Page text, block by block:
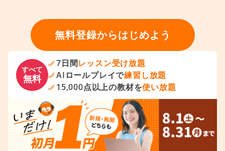
無料登録からはじめよう
すべて
無料
7日間レッスン受け放題
AIロールプレイで練習し放題
15,000点以上の教材を使い放題